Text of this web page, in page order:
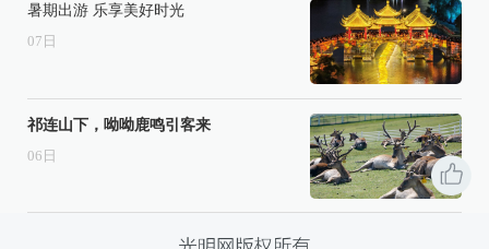
暑期出游 乐享美好时光
07 日
祁连山下，呦呦鹿鸣引客来
06 日